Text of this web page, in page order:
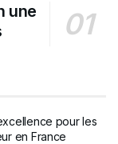
une
pour les
en France